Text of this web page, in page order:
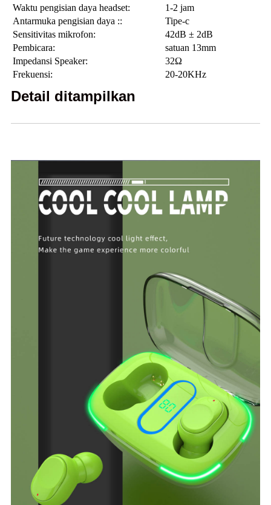
Waktu pengisian daya headset:
1-2 jam
Antarmuka pengisian daya ::
Tipe-c
Sensitivitas mikrofon:
42dB ± 2dB
Pembicara:
satuan 13mm
Impedansi Speaker:
32Ω
Frekuensi:
20-20KHz
Detail ditampilkan